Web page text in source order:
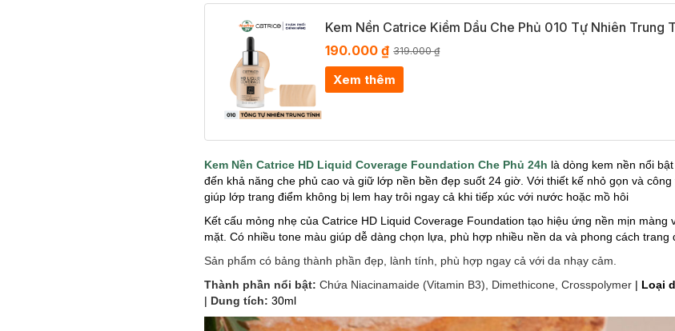
Kem Nền Catrice Kiềm Dầu Che Phủ 010 Tự Nhiên Trung
190.000 ₫ 319.000 ₫
Xem thêm
Kem Nền Catrice HD Liquid Coverage Foundation Che Phủ 24h là dòng kem nền nổi
đến khả năng che phủ cao và giữ lớp nền bền đẹp suốt 24 giờ. Với thiết kế nhỏ gọn và
giúp lớp trang điểm không bị lem hay trôi ngay cả khi tiếp xúc với nước hoặc mồ hôi
Kết cấu mỏng nhẹ của Catrice HD Liquid Coverage Foundation tạo hiệu ứng nền mịn màng
mặt. Có nhiều tone màu giúp dễ dàng chọn lựa, phù hợp nhiều nền da và phong cách trang
Sản phẩm có bảng thành phần đẹp, lành tính, phù hợp ngay cả với da nhạy cảm.
Thành phần nổi bật: Chứa Niacinamaide (Vitamin B3), Dimethicone, Crosspolymer | Loại
| Dung tích: 30ml